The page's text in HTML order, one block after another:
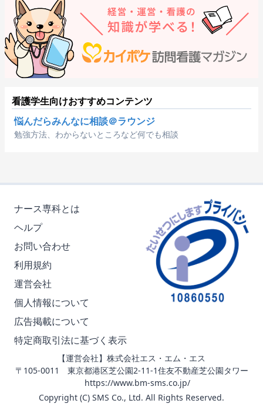
看護学生向けおすすめコンテンツ
悩んだらみんなに相談＠ラウンジ
勉強方法、わからないところなど何でも相談
ナース専科とは
ヘルプ
お問い合わせ
利用規約
運営会社
個人情報について
広告掲載について
特定商取引法に基づく表示
【運営会社】株式会社エス・エム・エス
〒105-0011 東京都港区芝公園2-11-1住友不動産芝公園タワー
https://www.bm-sms.co.jp/
Copyright (C) SMS Co., Ltd. All Rights Reserved.